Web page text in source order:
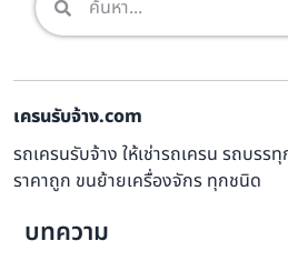
เครนรับจ้าง.com
รถเครนรับจ้าง ให้เช่ารถเครน รถบรร
ราคาถูก ขนย้ายเครื่องจักร ทุกชนิด
บทความ